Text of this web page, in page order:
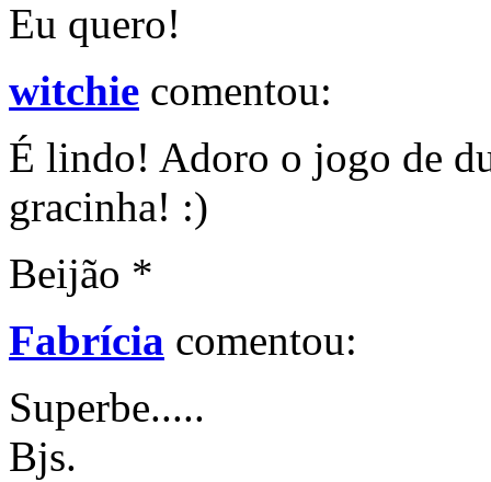
Eu quero!
witchie comentou:
É lindo! Adoro o jogo de
gracinha! :)
Beijão *
Fabrícia comentou:
Superbe.....
Bjs.